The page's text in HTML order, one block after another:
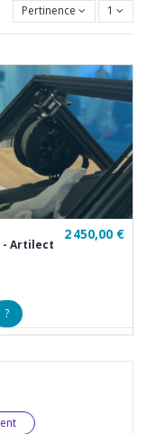
Pertinence 1
- Artilect
2 450,00 €
?